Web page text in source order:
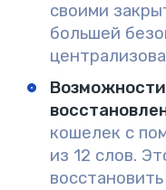
своими
большей
Возможности
кошелек с
из 12 слов.